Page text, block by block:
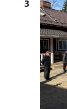
3